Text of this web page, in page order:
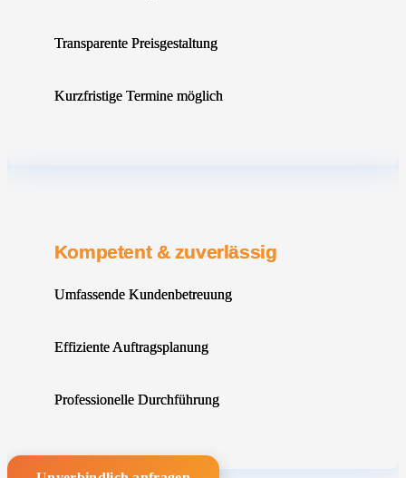
Transparente Preisgestaltung
Kurzfristige Termine möglich
Kompetent & zuverlässig
Umfassende Kundenbetreuung
Effiziente Auftragsplanung
Professionelle Durchführung